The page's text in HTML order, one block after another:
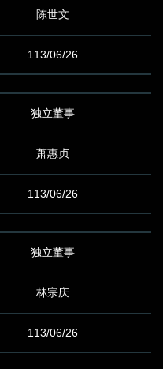
陈世文
113/06/26
独立董事
萧惠贞
113/06/26
独立董事
林宗庆
113/06/26